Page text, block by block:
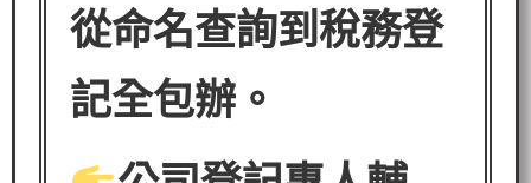
從命名查詢到稅務登
記全包辦。